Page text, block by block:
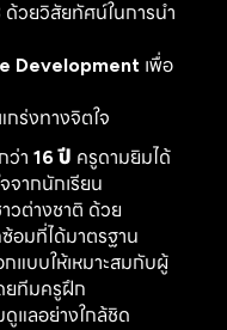
ด้วยวิสัยทัศน์ในการนำ
Developmentเพื่อ
กร่งทางจิตใจ
ว่า 16 ปี ครูดามยิมได้
จากนักเรียน
วต่างชาติ ด้วย
อมที่ได้มาตรฐาน
แบบให้เหมาะสมกับผู้
ยทีมครูฝึก
แลอย่างใกล้ชิด